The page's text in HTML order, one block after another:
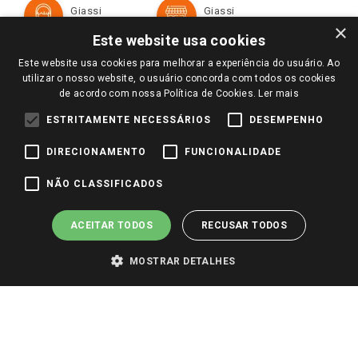
Televendas
Notícias
Perguntas frequentes
Identidade Visual
Formas de Pagamento
Trocas e Devoluções
Giassi
Giassi
Redes Sociais
Pagamento e Segurança
×
Este website usa cookies
Este website usa cookies para melhorar a experiência do usuário. Ao
utilizar o nosso website, o usuário concorda com todos os cookies
de acordo com nossa Política de Cookies. Ler mais
ESTRITAMENTE NECESSÁRIOS DESEMPENHO
DIRECIONAMENTO FUNCIONALIDADE
NÃO CLASSIFICADOS
ACEITAR TODOS RECUSAR TODOS
MOSTRAR DETALHES